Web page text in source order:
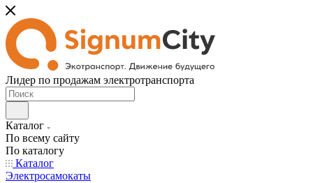
Лидер по продажам электротранспорта
Каталог
По всему сайту
По каталогу
Каталог
Электросамокаты